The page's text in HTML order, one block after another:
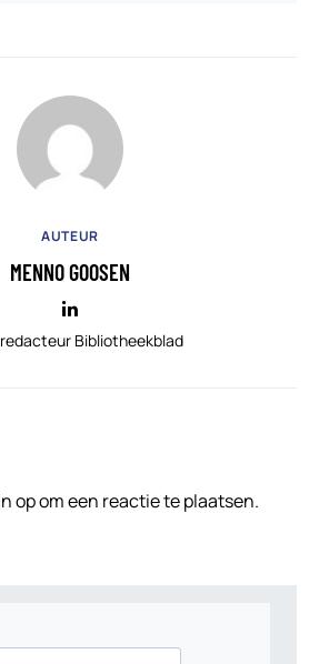
AUTEUR
MENNO GOOSEN
Bibliotheekblad
opom een reactie te plaatsen.